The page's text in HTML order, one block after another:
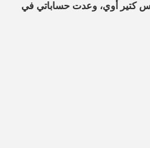
كتير أوي، وعدت حساباتي في